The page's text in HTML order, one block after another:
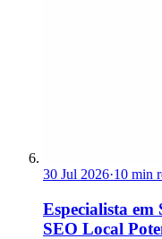
30 Jul 2026·10 min
Especialista em
SEO Local